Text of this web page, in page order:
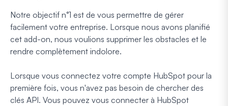
Notre objectif n°1 est de vous permettre de gérer
facilement votre entreprise. Lorsque nous avons planifié
cet add-on, nous voulions supprimer les obstacles et le
rendre complètement indolore.
Lorsque vous connectez votre compte HubSpot pour la
première fois, vous n'avez pas besoin de chercher des
clés API. Vous pouvez vous connecter à HubSpot